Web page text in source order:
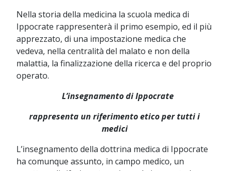
Nella storia della medicina la scuola medica di
Ippocrate rappresenterà il primo esempio, ed il più
apprezzato, di una impostazione medica che
vedeva, nella centralità del malato e non della
malattia, la finalizzazione della ricerca e del proprio
operato.
L’insegnamento di Ippocrate
rappresenta un riferimento etico per tutti i
medici
L’insegnamento della dottrina medica di Ippocrate
ha comunque assunto, in campo medico, un